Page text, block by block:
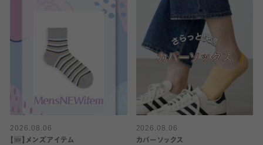
2026.08.06
【🆕】メンズアイテム
2026.08.06
カバーソックス